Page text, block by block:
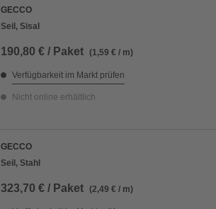
GECCO
Seil, Sisal
190,80 € / Paket (1,59 € / m)
Verfügbarkeit im Markt prüfen
Nicht online erhältlich
GECCO
Seil, Stahl
323,70 € / Paket (2,49 € / m)